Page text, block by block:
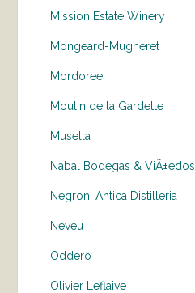
Mission Estate Winery
Mongeard-Mugneret
Mordoree
Moulin de la Gardette
Musella
Nabal Bodegas & ViÃ±edos
Negroni Antica Distilleria
Neveu
Oddero
Olivier Leflaive